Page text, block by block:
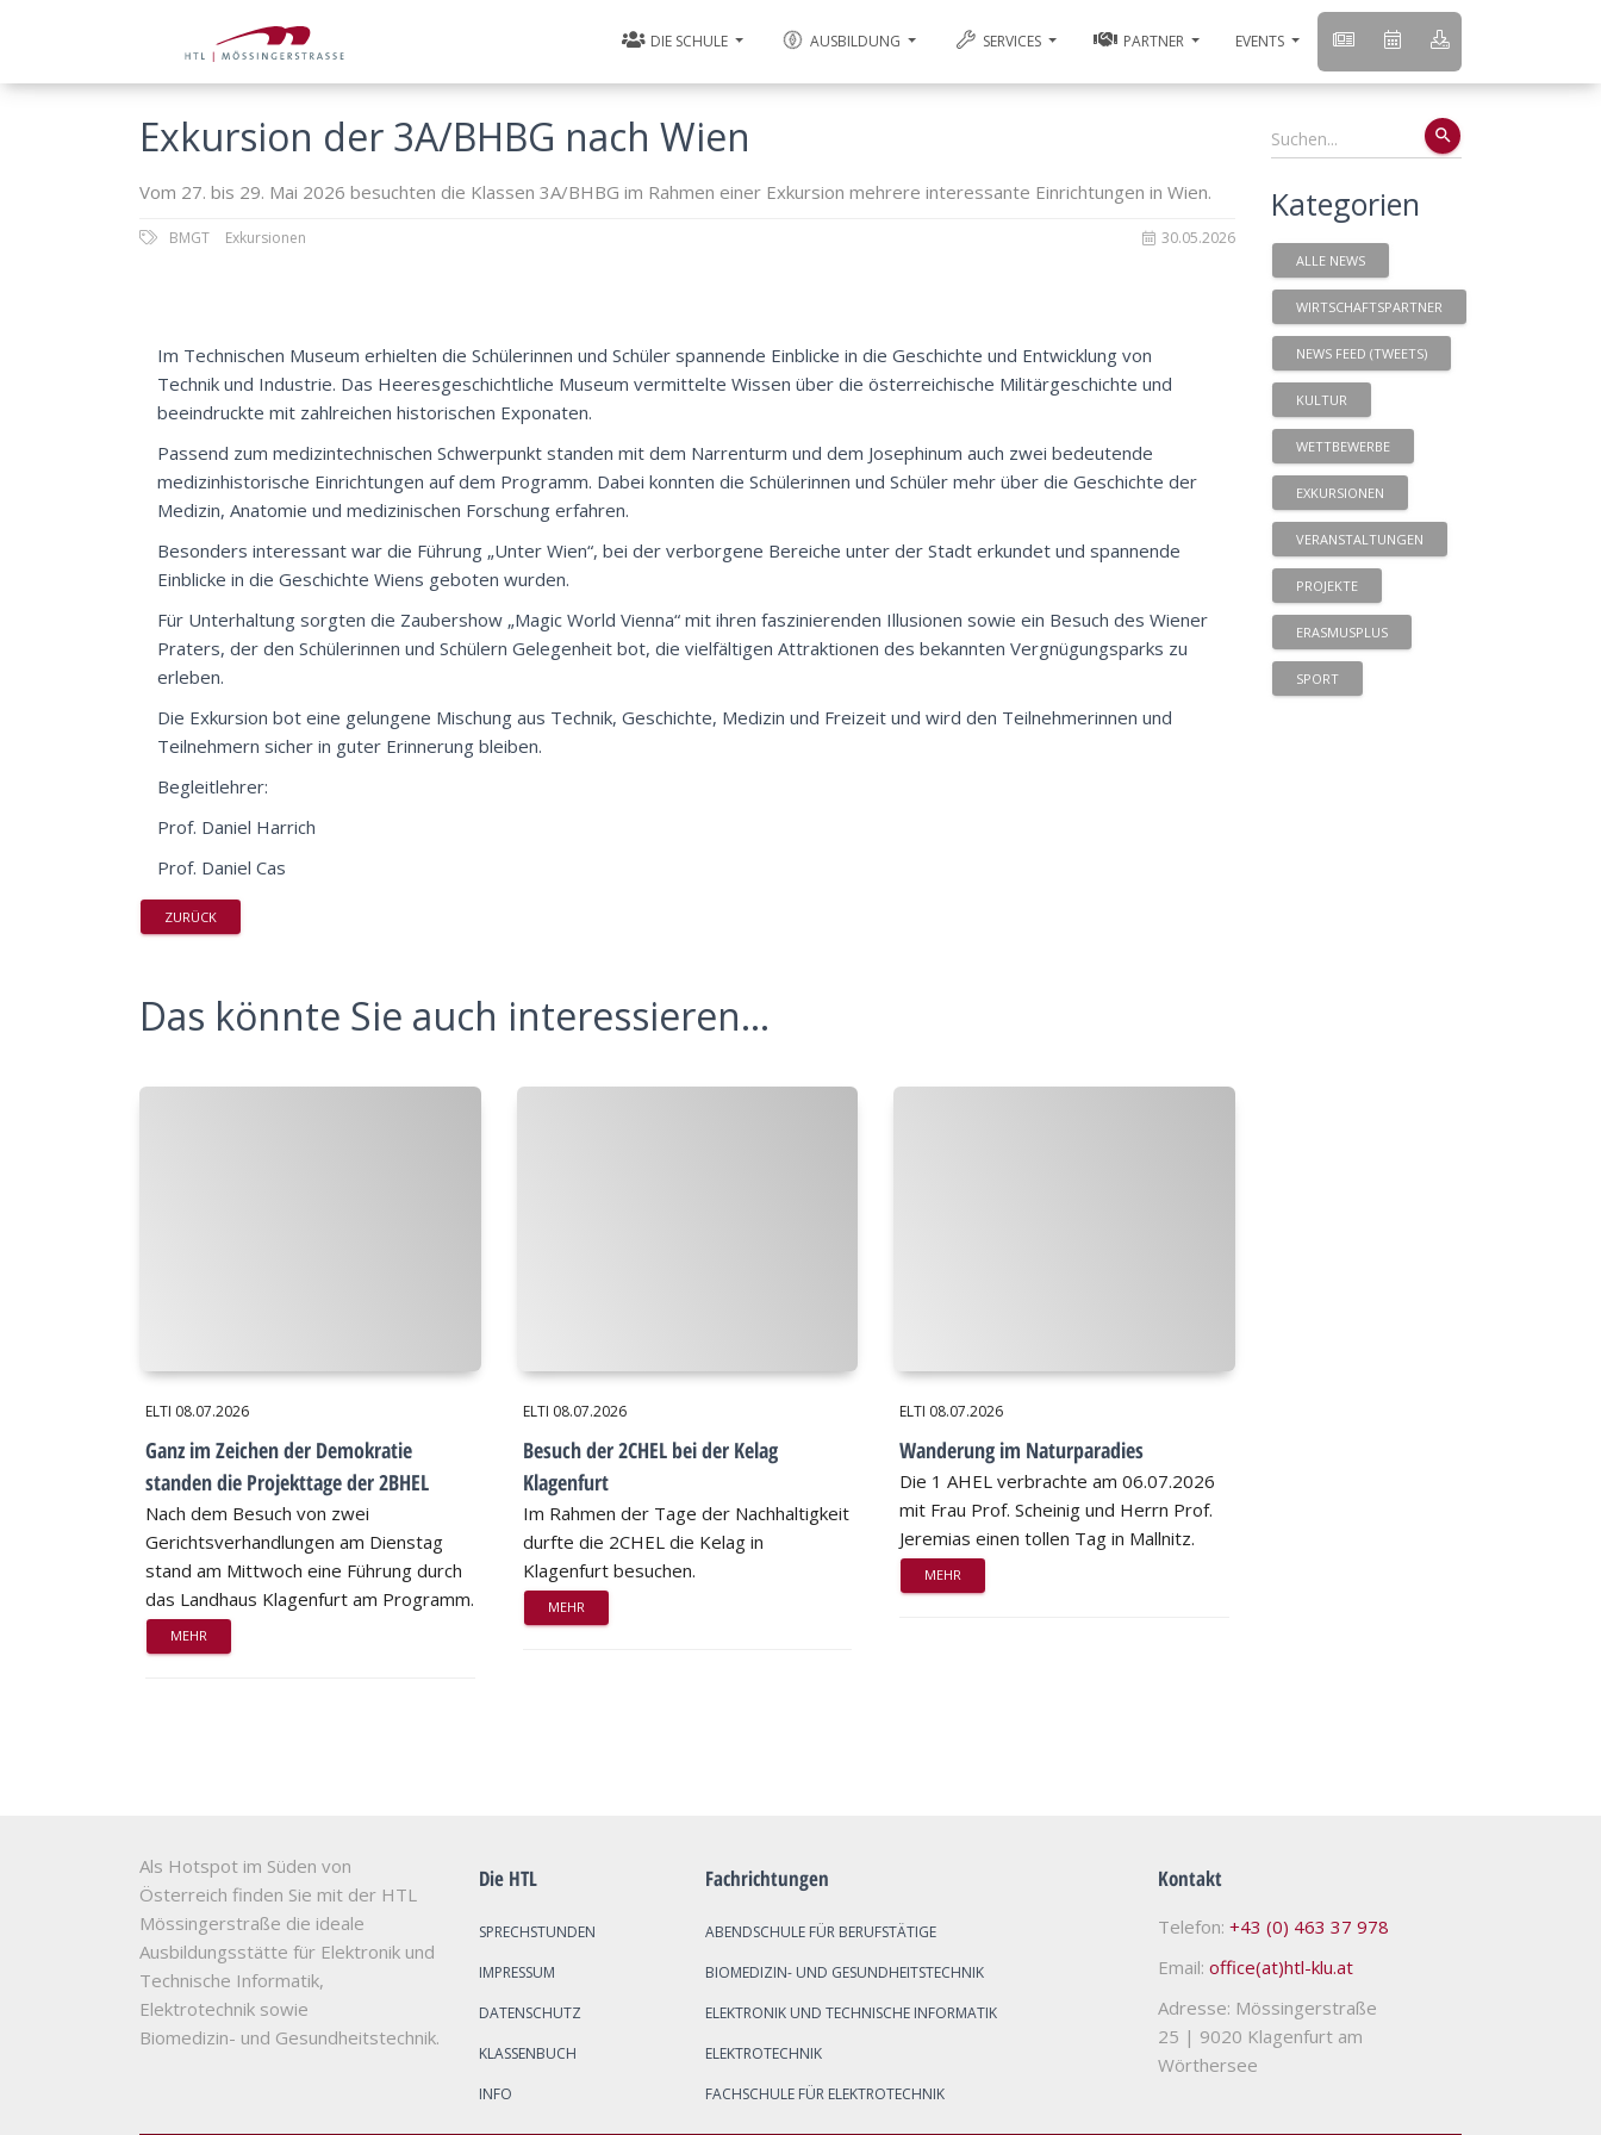
DIE SCHULE AUSBILDUNG SERVICES PARTNER EVENTS
Exkursion der 3A/BHBG nach Wien
Vom 27. bis 29. Mai 2026 besuchten die Klassen 3A/BHBG im Rahmen einer Exkursion mehrere interessante Einrichtungen in Wien.
30.05.2026
BMGT Exkursionen
Im Technischen Museum erhielten die Schülerinnen und Schüler spannende Einblicke in die Geschichte und Entwicklung von
Technik und Industrie. Das Heeresgeschichtliche Museum vermittelte Wissen über die österreichische Militärgeschichte und
beeindruckte mit zahlreichen historischen Exponaten.
Passend zum medizintechnischen Schwerpunkt standen mit dem Narrenturm und dem Josephinum auch zwei bedeutende
medizinhistorische Einrichtungen auf dem Programm. Dabei konnten die Schülerinnen und Schüler mehr über die Geschichte der
Medizin, Anatomie und medizinischen Forschung erfahren.
Besonders interessant war die Führung „Unter Wien“, bei der verborgene Bereiche unter der Stadt erkundet und spannende
Einblicke in die Geschichte Wiens geboten wurden.
Für Unterhaltung sorgten die Zaubershow „Magic World Vienna“ mit ihren faszinierenden Illusionen sowie ein Besuch des Wiener
Praters, der den Schülerinnen und Schülern Gelegenheit bot, die vielfältigen Attraktionen des bekannten Vergnügungsparks zu
erleben.
Die Exkursion bot eine gelungene Mischung aus Technik, Geschichte, Medizin und Freizeit und wird den Teilnehmerinnen und
Teilnehmern sicher in guter Erinnerung bleiben.
Begleitlehrer:
Prof. Daniel Harrich
Prof. Daniel Cas
ZURÜCK
Das könnte Sie auch interessieren...
ELTI 08.07.2026
Ganz im Zeichen der Demokratie
standen die Projekttage der 2BHEL
Nach dem Besuch von zwei
Gerichtsverhandlungen am Dienstag
stand am Mittwoch eine Führung durch
das Landhaus Klagenfurt am Programm.
MEHR
ELTI 08.07.2026
Besuch der 2CHEL bei der Kelag
Klagenfurt
Im Rahmen der Tage der Nachhaltigkeit
durfte die 2CHEL die Kelag in
Klagenfurt besuchen.
MEHR
ELTI 08.07.2026
Wanderung im Naturparadies
Die 1 AHEL verbrachte am 06.07.2026
mit Frau Prof. Scheinig und Herrn Prof.
Jeremias einen tollen Tag in Mallnitz.
MEHR
search
Kategorien
ALLE NEWS
WIRTSCHAFTSPARTNER
NEWS FEED (TWEETS)
KULTUR
WETTBEWERBE
EXKURSIONEN
VERANSTALTUNGEN
PROJEKTE
ERASMUSPLUS
SPORT
Als Hotspot im Süden von
Österreich finden Sie mit der HTL
Mössingerstraße die ideale
Ausbildungsstätte für Elektronik und
Technische Informatik,
Elektrotechnik sowie
Biomedizin- und Gesundheitstechnik.
Die HTL
SPRECHSTUNDEN
IMPRESSUM
DATENSCHUTZ
KLASSENBUCH
INFO
Fachrichtungen
ABENDSCHULE FÜR BERUFSTÄTIGE
BIOMEDIZIN- UND GESUNDHEITSTECHNIK
ELEKTRONIK UND TECHNISCHE INFORMATIK
ELEKTROTECHNIK
FACHSCHULE FÜR ELEKTROTECHNIK
Kontakt
Telefon: +43 (0) 463 37 978
Email: office(at)htl-klu.at
Adresse: Mössingerstraße
25 | 9020 Klagenfurt am
Wörthersee